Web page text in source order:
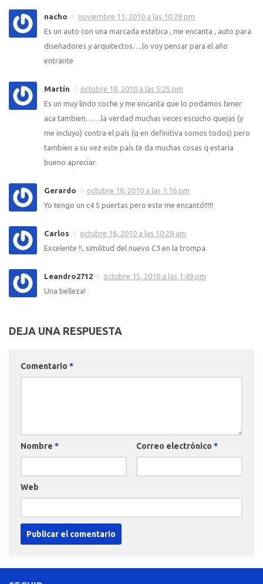
nacho
noviembre 11, 2010 a las 10:28 pm
Es un auto con una marcada estética , me encanta , auto para
diseñadores y arquitectos….lo voy pensar para el año
entrante
Martín
octubre 18, 2010 a las 5:25 pm
Es un muy lindo coche y me encanta que lo podamos tener
aca tambien……la verdad muchas veces escucho quejas (y
me incluyo) contra el país (q en definitiva somos todos) pero
tambien a su vez este país te da muchas cosas q estaria
bueno apreciar.
Gerardo
octubre 16, 2010 a las 1:16 pm
Yo tengo un c4 5 puertas pero este me encantó!!!!!
Carlos
octubre 16, 2010 a las 10:28 am
Excelente !!, similitud del nuevo C3 en la trompa.
Leandro2712
octubre 15, 2010 a las 1:49 pm
Una belleza!
DEJA UNA RESPUESTA
Comentario *
Nombre * Correo electrónico *
Web